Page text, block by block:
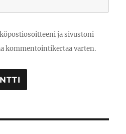
ja sivustoni
kommentointikertaa varten.